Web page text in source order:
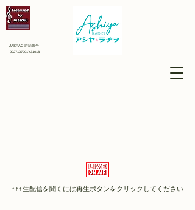
↑↑↑​生配信を聞くには再生ボタンをクリックしてください
JASRAC 許諾番号
9027107001Y31018